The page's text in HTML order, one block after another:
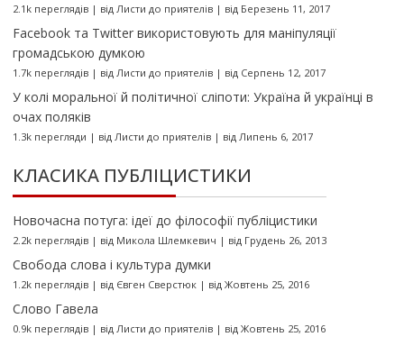
2.1k переглядів| від Листи до приятелів| від Березень 11, 2017
Facebook та Twitter використовують для маніпуляції
громадською думкою
1.7k переглядів| від Листи до приятелів| від Серпень 12, 2017
У колі моральної й політичної сліпоти: Україна й українці в
очах поляків
1.3k перегляди | від Листи до приятелів| від Липень 6, 2017
КЛАСИКА ПУБЛІЦИСТИКИ
Новочасна потуга: ідеї до філософії публіцистики
2.2k переглядів| від Микола Шлемкевич | від Грудень 26, 2013
Свобода слова і культура думки
1.2k переглядів| від Євген Сверстюк| від Жовтень 25, 2016
Слово Гавела
0.9k переглядів| від Листи до приятелів| від Жовтень 25, 2016